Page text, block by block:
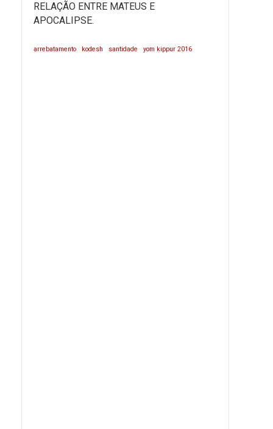
RELAÇÃO ENTRE MATEUS E
APOCALIPSE.
arrebatamento kodesh santidade yom kippur 2016